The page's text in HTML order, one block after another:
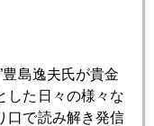
島逸夫氏が貴金
した日々の様々な
口で読み解き発信